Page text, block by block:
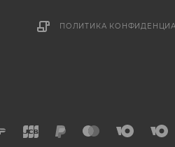
ПОЛИТИКА